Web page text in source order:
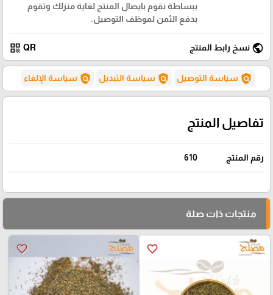
ببساطة نقوم بايصال المنتج لغاية منزلك وتقوم
بدفع الثمن لموظف التوصيل.
public نسخ رابط المنتج QR
qr_code
policy سياسة التوصيل policy سياسة التبديل policy سياسة الإلغاء
تفاصيل المنتج
رقم المنتج 610
منتجات ذات صلة
favorite_border
favorite_border